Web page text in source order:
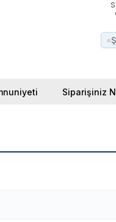
●
Siparişiniz